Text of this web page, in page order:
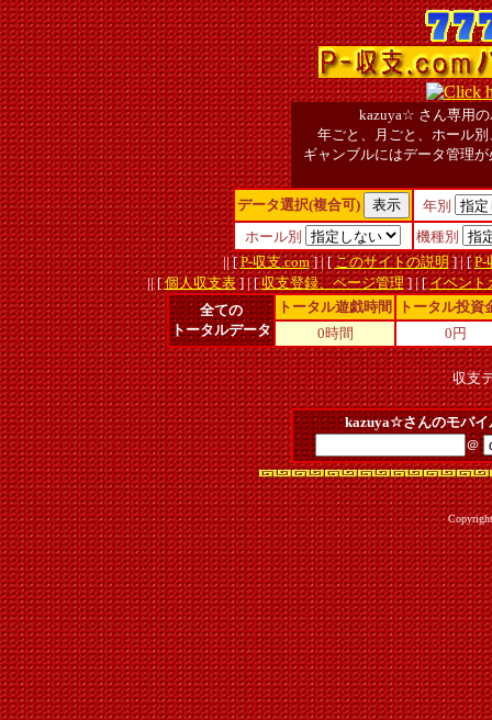
kazuya☆ さん専用
年ごと、月ごと、ホール
ギャンブルにはデータ管理
データ選択(複合可)
年別
ホール別
機種別
|| [P-収支.com] | [このサイトの説明] | [P-
|| [個人収支表] | [収支登録、ページ管理] | [イベント
全ての
トータルデータ
トータル遊戯時間
トータル投資
0時間
0円
収支
kazuya☆さんのモバイ
＠